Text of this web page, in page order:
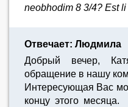
neobhodim 8 3/4? Est
Отвечает: Людмила
Добрый вечер,
обращение в нашу
Интересующая Вас
концу этого месяца.